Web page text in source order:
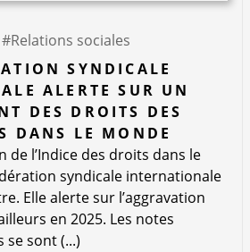
#Relations sociales
SYNDICALE
ALERTE SUR UN
DES DROITS DES
DANS LE MONDE
de l’Indice des droits dans le
syndicale internationale
Elle alerte sur l’aggravation
en 2025. Les notes
se sont (...)